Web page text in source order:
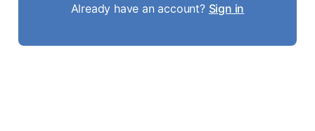
Already have an account? Sign in